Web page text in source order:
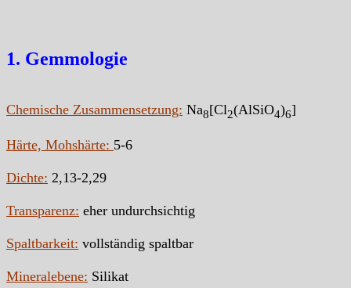
1. Gemmologie
Chemische Zusammensetzung: Na8[Cl2(AlSiO4)6]
Härte, Mohshärte: 5-6
Dichte: 2,13-2,29
Transparenz: eher undurchsichtig
Spaltbarkeit: vollständig spaltbar
Mineralebene: Silikat